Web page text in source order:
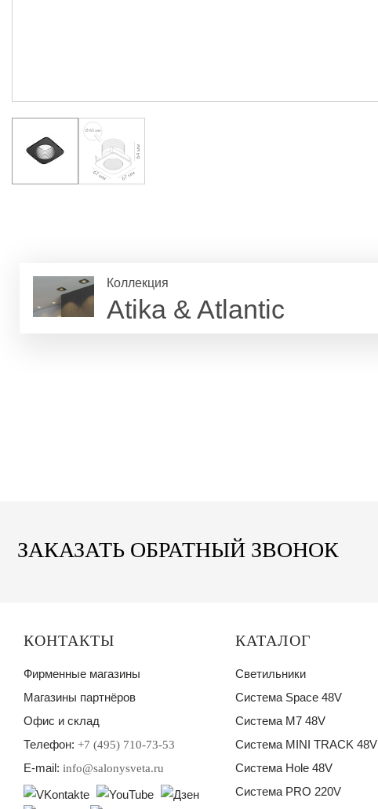
Коллекция
Atika & Atlantic
ЗАКАЗАТЬ ОБРАТНЫЙ ЗВОНОК
КАТАЛОГ
Светильники
Система Space 48V
Система M7 48V
Система MINI TRACK 48V
Система Hole 48V
Система PRO 220V
КОНТАКТЫ
Фирменные магазины
Магазины партнёров
Офис и склад
Телефон: +7 (495) 710-73-53
E-mail: info@salonysveta.ru